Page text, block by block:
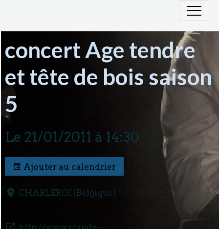
concert Age tendre
et tête de bois saison
5
Le 21/01/2011 à 14:30
Ajouter au calendrier
CHARLEROI (Belgique)
http://www.claude-